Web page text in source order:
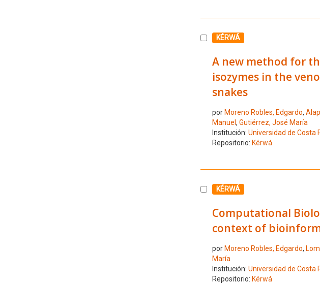
Seleccione el número de resultado 2
KÉRWÁ
A new method for
isozymes in the
snakes
por Moreno Robles, Edgardo,
Manuel , Gutiérrez, José María
Institución: Universidad de Costa
Repositorio: Kérwá
Seleccione el número de resultado 3
KÉRWÁ
Computational
context of
por Moreno Robles, Edgardo,
María
Institución: Universidad de Costa
Repositorio: Kérwá